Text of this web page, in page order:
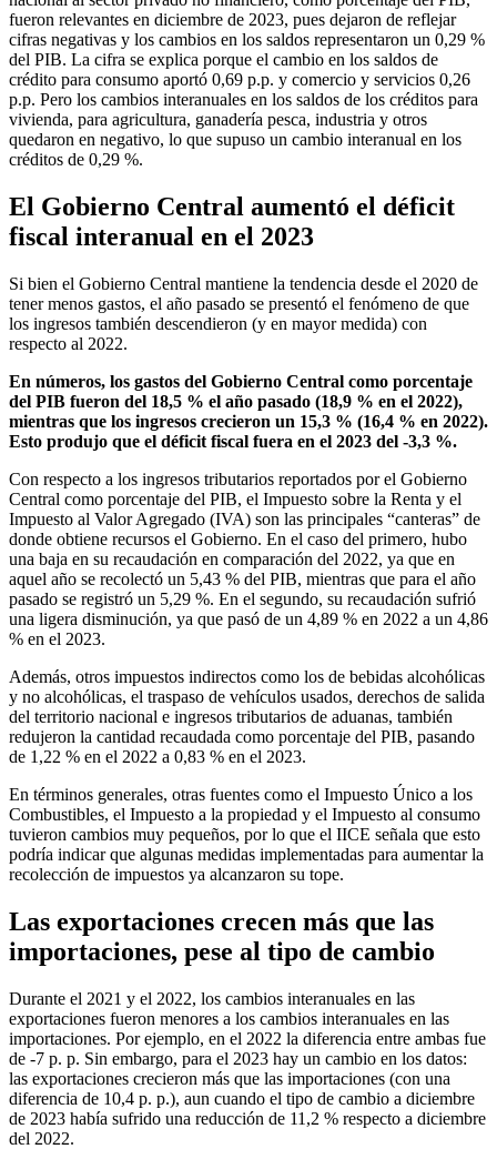
fueron relevantes en diciembre de 2023, pues dejaron de reflejar
cifras negativas y los cambios en los saldos representaron un 0,29 %
del PIB. La cifra se explica porque el cambio en los saldos de
crédito para consumo aportó 0,69 p.p. y comercio y servicios 0,26
p.p. Pero los cambios interanuales en los saldos de los créditos para
vivienda, para agricultura, ganadería pesca, industria y otros
quedaron en negativo, lo que supuso un cambio interanual en los
créditos de 0,29 %.
El Gobierno Central aumentó el déficit
fiscal interanual en el 2023
Si bien el Gobierno Central mantiene la tendencia desde el 2020 de
tener menos gastos, el año pasado se presentó el fenómeno de que
los ingresos también descendieron (y en mayor medida) con
respecto al 2022.
En números, los gastos del Gobierno Central como porcentaje
del PIB fueron del 18,5 % el año pasado (18,9 % en el 2022),
mientras que los ingresos crecieron un 15,3 % (16,4 % en 2022).
Esto produjo que el déficit fiscal fuera en el 2023 del -3,3 %.
Con respecto a los ingresos tributarios reportados por el Gobierno
Central como porcentaje del PIB, el Impuesto sobre la Renta y el
Impuesto al Valor Agregado (IVA) son las principales “canteras” de
donde obtiene recursos el Gobierno. En el caso del primero, hubo
una baja en su recaudación en comparación del 2022, ya que en
aquel año se recolectó un 5,43 % del PIB, mientras que para el año
pasado se registró un 5,29 %. En el segundo, su recaudación sufrió
una ligera disminución, ya que pasó de un 4,89 % en 2022 a un 4,86
% en el 2023.
Además, otros impuestos indirectos como los de bebidas alcohólicas
y no alcohólicas, el traspaso de vehículos usados, derechos de salida
del territorio nacional e ingresos tributarios de aduanas, también
redujeron la cantidad recaudada como porcentaje del PIB, pasando
de 1,22 % en el 2022 a 0,83 % en el 2023.
En términos generales, otras fuentes como el Impuesto Único a los
Combustibles, el Impuesto a la propiedad y el Impuesto al consumo
tuvieron cambios muy pequeños, por lo que el IICE señala que esto
podría indicar que algunas medidas implementadas para aumentar la
recolección de impuestos ya alcanzaron su tope.
Las exportaciones crecen más que las
importaciones, pese al tipo de cambio
Durante el 2021 y el 2022, los cambios interanuales en las
exportaciones fueron menores a los cambios interanuales en las
importaciones. Por ejemplo, en el 2022 la diferencia entre ambas fue
de -7 p. p. Sin embargo, para el 2023 hay un cambio en los datos:
las exportaciones crecieron más que las importaciones (con una
diferencia de 10,4 p. p.), aun cuando el tipo de cambio a diciembre
de 2023 había sufrido una reducción de 11,2 % respecto a diciembre
del 2022.